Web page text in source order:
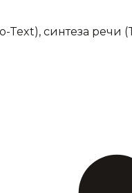
синтеза речи